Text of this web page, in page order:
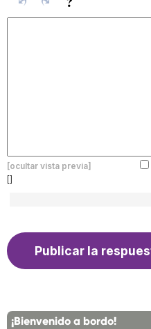
[ocultar vista previa]
[]
¡Bienvenido a bordo!